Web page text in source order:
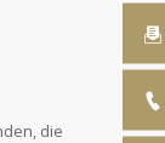
die